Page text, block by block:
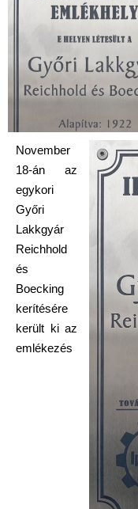
November
18-án az
egykori
Győri
Lakkgyár
Reichhold
és
Boecking
kerítésére
került ki az
emlékezés